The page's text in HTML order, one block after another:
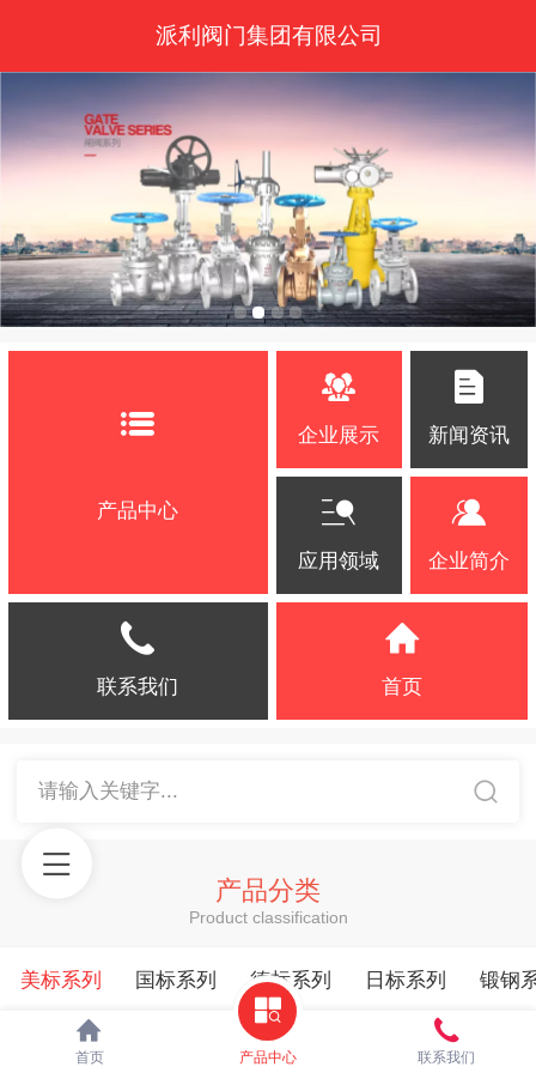
派利阀门集团有限公司
产品中心
企业展示 新闻资讯
应用领域 企业简介
联系我们 首页
请输入关键字...
产品分类
Product classification
美标系列 国标系列 德标系列 日标系列 锻钢
首页 产品中心 联系我们